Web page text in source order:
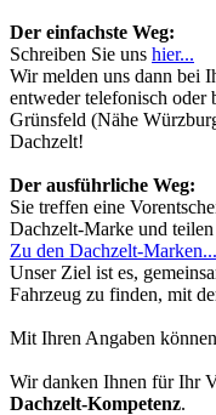
Der einfachste Weg:
Schreiben Sie uns hier...
Wir melden uns dann bei
entweder telefonisch oder
Grünsfeld (Nähe
Dachzelt!
Der ausführliche Weg:
Sie treffen eine
Dachzelt-Marke und
Zu den Dachzelt-Marken...
Unser Ziel ist es,
Fahrzeug zu finden, mit
Mit Ihren Angaben
Wir danken Ihnen für Ihr
Dachzelt-Kompetenz.